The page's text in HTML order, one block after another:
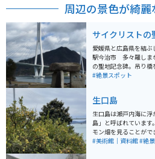
周辺の景色が綺麗
サイクリストの
愛媛県と広島県を結
駅今治市 多々羅しま
の聖地記念碑。吊り
念写真を撮るのに最適
#絶景スポット
生口島
生口島は瀬戸内海に
島」と呼ばれています
モン畑を見ることが
良大橋の近くにある
#美術館｜資料館#絶